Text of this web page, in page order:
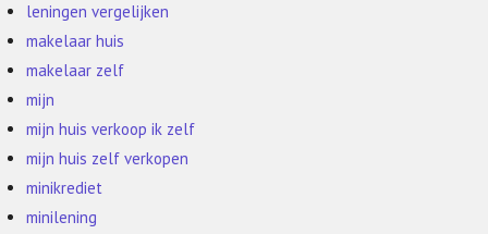
leningen vergelijken
makelaar huis
makelaar zelf
mijn
mijn huis verkoop ik zelf
mijn huis zelf verkopen
minikrediet
minilening